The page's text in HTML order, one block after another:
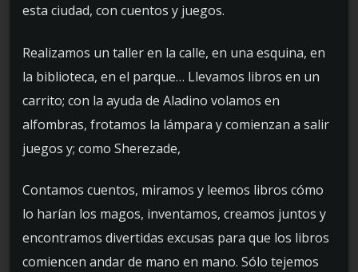
esta ciudad, con cuentos y juegos.
Realizamos un taller en la calle, en una esquina, en
la biblioteca, en el parque… Llevamos libros en un
carrito; con la ayuda de Aladino volamos en
alfombras, frotamos la lámpara y comienzan a salir
juegos y; como Sherezade,
Contamos cuentos, miramos y leemos libros cómo
lo harían los magos, inventamos, creamos juntos y
encontramos divertidas excusas para que los libros
comiencen andar de mano en mano. Sólo tejemos